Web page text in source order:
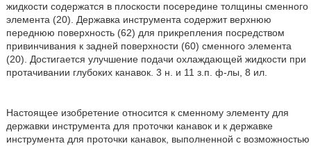
жидкости содержатся в плоскости посередине толщины сменного
элемента (20). Державка инструмента содержит верхнюю
переднюю поверхность (62) для прикрепления посредством
привинчивания к задней поверхности (60) сменного элемента
(20). Достигается улучшение подачи охлаждающей жидкости при
протачивании глубоких канавок. 3 н. и 11 з.п. ф-лы, 8 ил.
Настоящее изобретение относится к сменному элементу для
державки инструмента для проточки канавок и к державке
инструмента для проточки канавок, выполненной с возможностью